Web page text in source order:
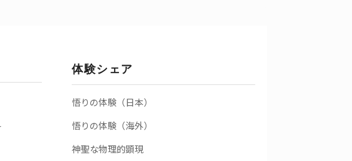
体験シェア
悟りの体験（日本）
悟りの体験（海外）
神聖な物理的顕現